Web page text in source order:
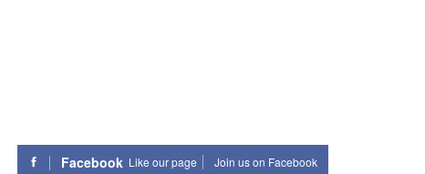
Facebook Like our page Join us on Facebook